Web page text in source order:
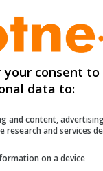
consent to
data to:
and content,
research and services
on a device